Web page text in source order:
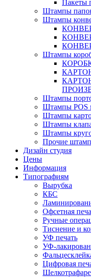
Пакеты
Штампы
Штампы
Штампы
Штампы
Штампы POS
Штампы
Штампы
Штампы
Прочие
Дизайн студия
Цены
Информация
Типографиям
Вырубка
КБС
Офсетная
Ручные
Тиснение и
УФ печать
УФ-
Цифровая